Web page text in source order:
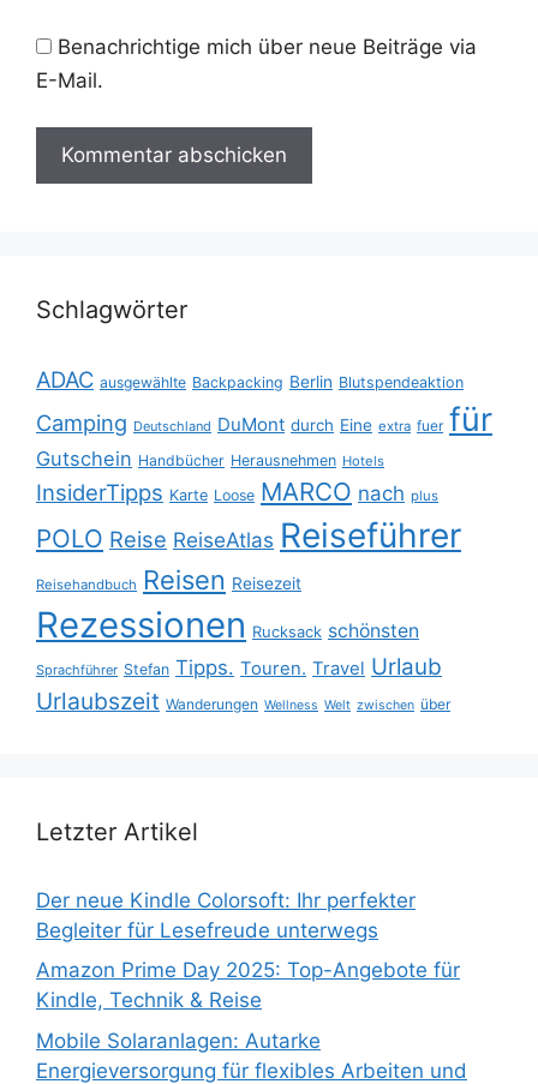
Benachrichtige mich über neue Beiträge via
E-Mail.
Schlagwörter
ADAC ausgewählte Backpacking Berlin Blutspendeaktion
Camping Deutschland DuMont durch Eine extra fuer für
Gutschein Handbücher Herausnehmen Hotels
InsiderTipps Karte Loose MARCO nach plus
POLO Reise ReiseAtlas Reiseführer
Reisehandbuch Reisen Reisezeit
Rezessionen Rucksack schönsten
Sprachführer Stefan Tipps. Touren. Travel Urlaub
Urlaubszeit Wanderungen Wellness Welt zwischen über
Letzter Artikel
Der neue Kindle Colorsoft: Ihr perfekter
Begleiter für Lesefreude unterwegs
Amazon Prime Day 2025: Top-Angebote für
Kindle, Technik & Reise
Mobile Solaranlagen: Autarke
Energieversorgung für flexibles Arbeiten und